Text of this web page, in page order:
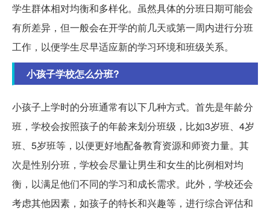
学生群体相对均衡和多样化。虽然具体的分班日期可能会
有所差异，但一般会在开学的前几天或第一周内进行分班
工作，以便学生尽早适应新的学习环境和班级关系。
小孩子学校怎么分班?
小孩子上学时的分班通常有以下几种方式。首先是年龄分
班，学校会按照孩子的年龄来划分班级，比如3岁班、4岁
班、5岁班等，以便更好地配备教育资源和师资力量。其
次是性别分班，学校会尽量让男生和女生的比例相对均
衡，以满足他们不同的学习和成长需求。此外，学校还会
考虑其他因素，如孩子的特长和兴趣等，进行综合评估和